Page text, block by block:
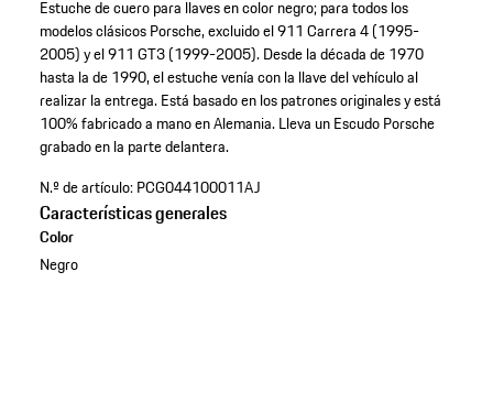
Estuche de cuero para llaves en color negro; para todos los
modelos clásicos Porsche, excluido el 911 Carrera 4 (1995-
2005) y el 911 GT3 (1999-2005). Desde la década de 1970
hasta la de 1990, el estuche venía con la llave del vehículo al
realizar la entrega. Está basado en los patrones originales y está
100% fabricado a mano en Alemania. Lleva un Escudo Porsche
grabado en la parte delantera.
N.º de artículo: PCG044100011AJ
Características generales
Color
Negro